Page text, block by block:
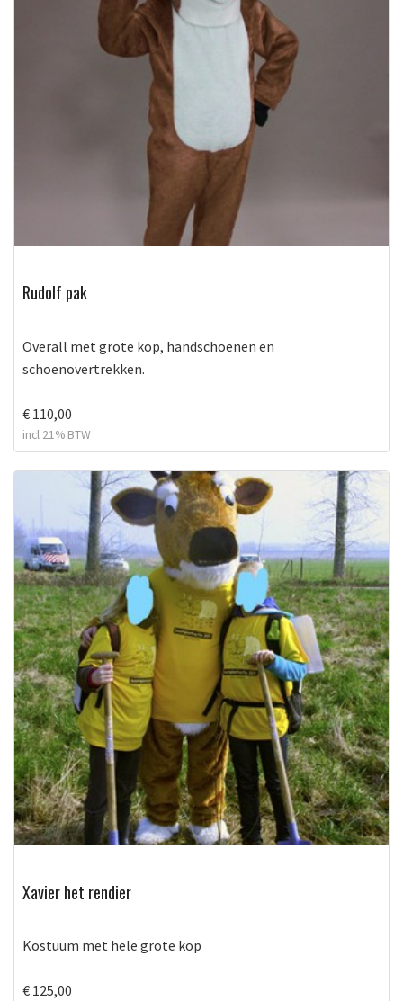
Rudolf pak
Overall met grote kop, handschoenen en
schoenovertrekken.
€ 110,00
incl 21% BTW
Xavier het rendier
Kostuum met hele grote kop
€ 125,00